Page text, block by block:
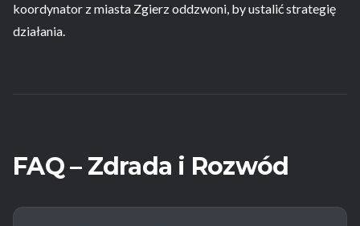
koordynator z miasta Zgierz oddzwoni, by ustalić strategię
działania.
FAQ – Zdrada i Rozwód